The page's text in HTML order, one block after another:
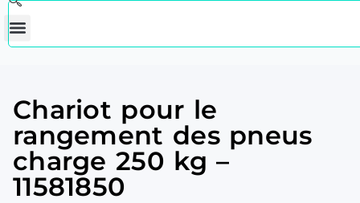
Chariot pour le
rangement des pneus
charge 250 kg –
11581850